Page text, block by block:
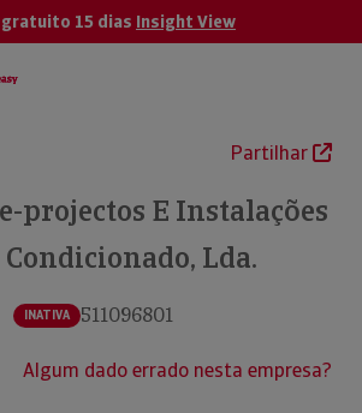
15 dias Insight View
Partilhar
projectos E Instalações
Condicionado, Lda.
INATIVA 511096801
Algum dado errado nesta empresa?